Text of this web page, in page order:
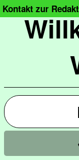
Kontakt zur